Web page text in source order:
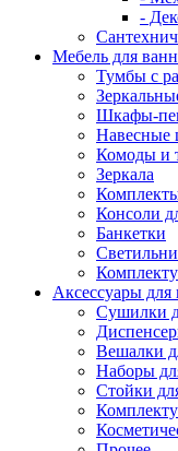
-
Мебель для
Тумбы с
Шкафы-
Навесные
Комоды и
Зеркала
Консоли
Банкетки
Аксессуары
Сушилки
Вешалки
Наборы
Стойки